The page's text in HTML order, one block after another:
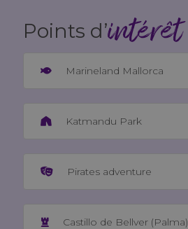
Points d’intérêt
Marineland Mallorca
Katmandu Park
Pirates adventure
Castillo de Bellver (Palma)